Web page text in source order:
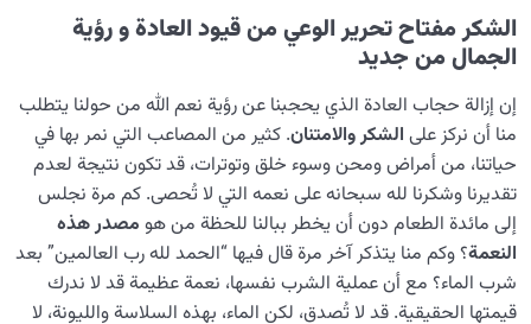
الشكر مفتاح تحرير الوعي من قيود العادة و رؤية
الجمال من جديد
إن إزالة حجاب العادة الذي يحجبنا عن رؤية نعم الله من حولنا يتطلب
منا أن نركز على الشكر والامتنان. كثير من المصاعب التي نمر بها في
حياتنا، من أمراض ومحن وسوء خلق وتوترات، قد تكون نتيجة لعدم
تقديرنا وشكرنا لله سبحانه على نعمه التي لا تُحصى. كم مرة نجلس
إلى مائدة الطعام دون أن يخطر ببالنا للحظة من هو مصدر هذه
النعمة؟ وكم منا يتذكر آخر مرة قال فيها “الحمد لله رب العالمين” بعد
شرب الماء؟ مع أن عملية الشرب نفسها، نعمة عظيمة قد لا ندرك
قيمتها الحقيقية. قد لا تُصدق، لكن الماء، بهذه السلاسة والليونة، لا